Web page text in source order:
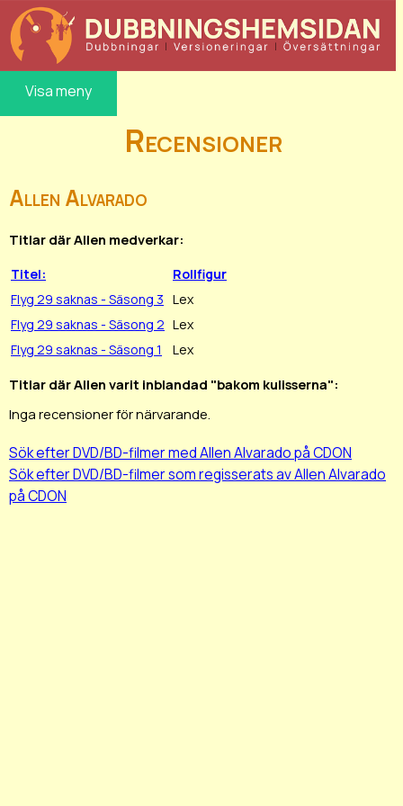
Visa meny
Recensioner
Allen Alvarado
Titlar där Allen medverkar:
Titel:
Rollfigur
Flyg 29 saknas - Säsong 3 Lex
Flyg 29 saknas - Säsong 2 Lex
Flyg 29 saknas - Säsong 1
Lex
Titlar där Allen varit inblandad "bakom kulisserna":
Inga recensioner för närvarande.
Sök efter DVD/BD-filmer med Allen Alvarado på CDON
Sök efter DVD/BD-filmer som regisserats av Allen Alvarado
på CDON